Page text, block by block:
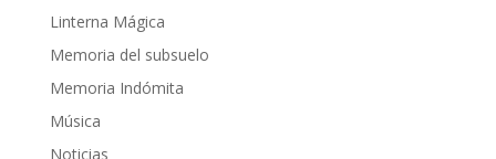
Linterna Mágica
Memoria del subsuelo
Memoria Indómita
Música
Noticias